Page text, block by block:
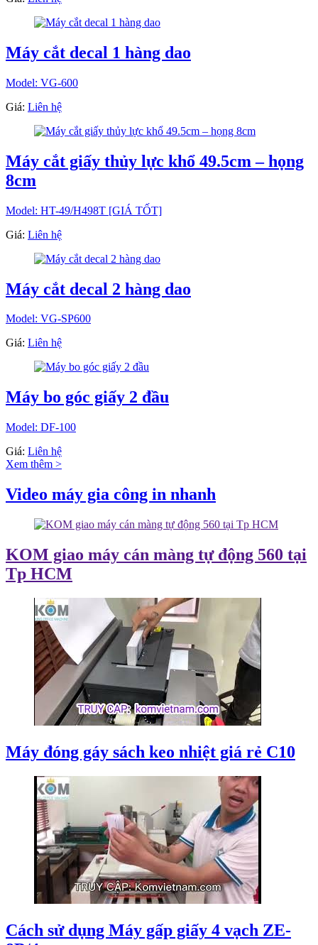
Máy cắt decal 1 hàng dao
Model: VG-600
Giá: Liên hệ
Máy cắt giấy thủy lực khổ 49.5cm – họng
8cm
Model: HT-49/H498T [GIÁ TỐT]
Giá: Liên hệ
Máy cắt decal 2 hàng dao
Model: VG-SP600
Giá: Liên hệ
Máy bo góc giấy 2 đầu
Model: DF-100
Giá: Liên hệ
Xem thêm >
Video máy gia công in nhanh
KOM giao máy cán màng tự động 560 tại
Tp HCM
Máy đóng gáy sách keo nhiệt giá rẻ C10
Cách sử dụng Máy gấp giấy 4 vạch ZE-